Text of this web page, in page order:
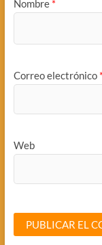
Nombre *
Correo electrónico *
Web